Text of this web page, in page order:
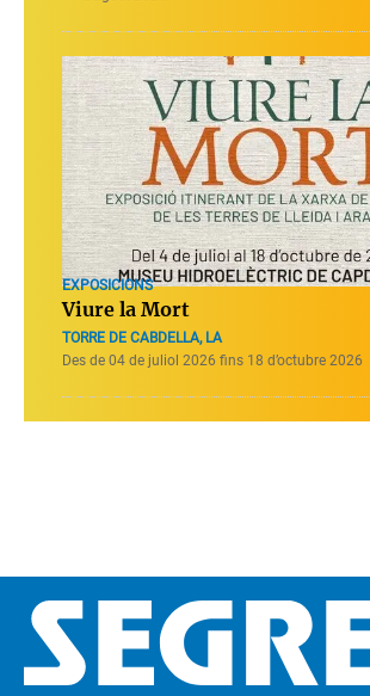
EXPOSICIONS
Viure la Mort
TORRE DE CABDELLA, LA
Des de 04 de juliol 2026 fins 18 d’octubre 2026